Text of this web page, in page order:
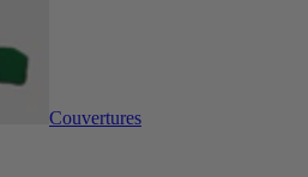
Couvertures